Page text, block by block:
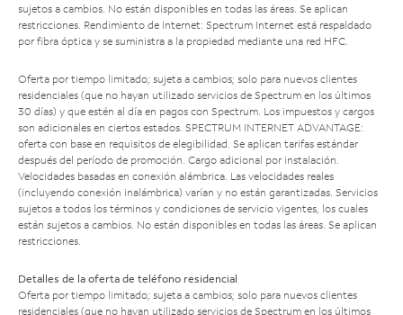
sujetos a cambios. No están disponibles en todas las áreas. Se aplican
restricciones. Rendimiento de Internet: Spectrum Internet está respaldado
por fibra óptica y se suministra a la propiedad mediante una red HFC.
Oferta por tiempo limitado; sujeta a cambios; solo para nuevos clientes
residenciales (que no hayan utilizado servicios de Spectrum en los últimos
30 días) y que estén al día en pagos con Spectrum. Los impuestos y cargos
son adicionales en ciertos estados. SPECTRUM INTERNET ADVANTAGE:
oferta con base en requisitos de elegibilidad. Se aplican tarifas estándar
después del período de promoción. Cargo adicional por instalación.
Velocidades basadas en conexión alámbrica. Las velocidades reales
(incluyendo conexión inalámbrica) varían y no están garantizadas. Servicios
sujetos a todos los términos y condiciones de servicio vigentes, los cuales
están sujetos a cambios. No están disponibles en todas las áreas. Se aplican
restricciones.
Detalles de la oferta de teléfono residencial
Oferta por tiempo limitado; sujeta a cambios; solo para nuevos clientes
residenciales (que no hayan utilizado servicios de Spectrum en los últimos